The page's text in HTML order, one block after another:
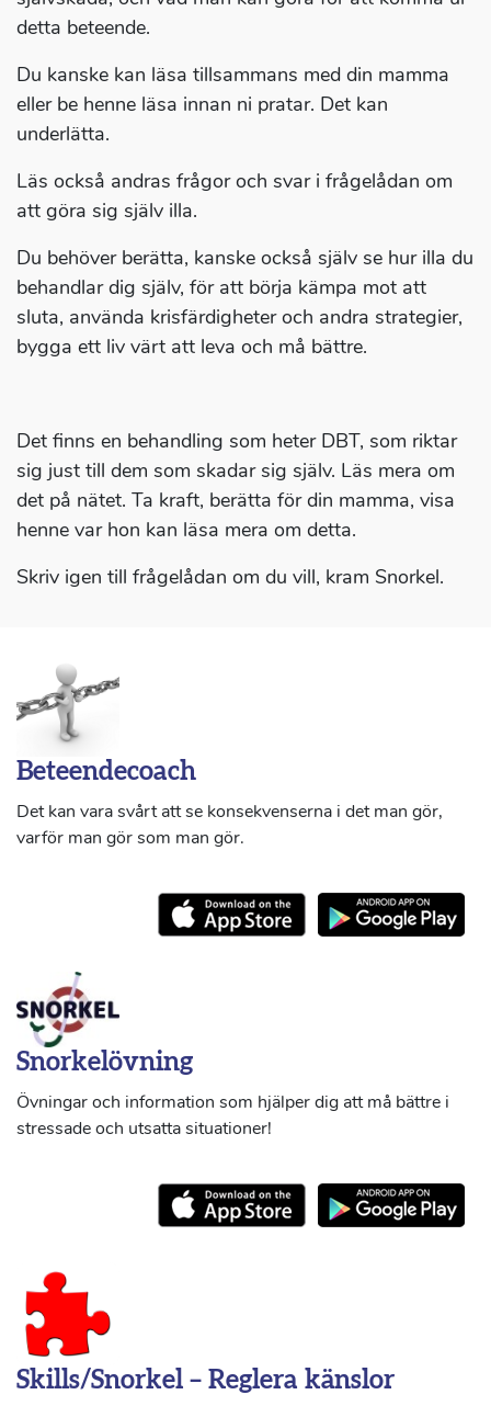
detta beteende.
Du kanske kan läsa tillsammans med din mamma
eller be henne läsa innan ni pratar. Det kan
underlätta.
Läs också andras frågor och svar i frågelådan om
att göra sig själv illa.
Du behöver berätta, kanske också själv se hur illa du
behandlar dig själv, för att börja kämpa mot att
sluta, använda krisfärdigheter och andra strategier,
bygga ett liv värt att leva och må bättre.
Det finns en behandling som heter DBT, som riktar
sig just till dem som skadar sig själv. Läs mera om
det på nätet. Ta kraft, berätta för din mamma, visa
henne var hon kan läsa mera om detta.
Skriv igen till frågelådan om du vill, kram Snorkel.
Beteendecoach
Det kan vara svårt att se konsekvenserna i det man gör,
varför man gör som man gör.
Snorkelövning
Övningar och information som hjälper dig att må bättre i
stressade och utsatta situationer!
Skills/Snorkel – Reglera känslor